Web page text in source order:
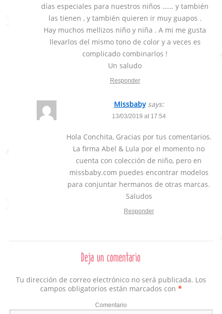
días especiales para nuestros niños …… y también
las tienen , y también quieren ir muy guapos .
Hay muchos mellizos niño y niña . A mi me gusta
llevarlos del mismo tono de color y a veces es
complicado combinarlos !
Un saludo
Responder
Missbaby says:
13/03/2019 at 17:54
Hola Conchita, Gracias por tus comentarios.
La firma Abel & Lula por el momento no
cuenta con colección de niño, pero en
missbaby.com puedes encontrar modelos
para conjuntar hermanos de otras marcas.
Saludos
Responder
Deja un comentario
Tu dirección de correo electrónico no será publicada. Los
campos obligatorios están marcados con *
Comentario